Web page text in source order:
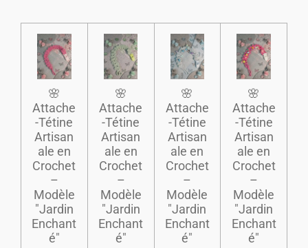
​🌸
Attache
-Tétine
Artisan
ale en
Crochet
–
Modèle
"Jardin
Enchant
é"
​🌸
Attache
-Tétine
Artisan
ale en
Crochet
–
Modèle
"Jardin
Enchant
é"
​🌸
Attache
-Tétine
Artisan
ale en
Crochet
–
Modèle
"Jardin
Enchant
é"
​🌸
Attache
-Tétine
Artisan
ale en
Crochet
–
Modèle
"Jardin
Enchant
é"